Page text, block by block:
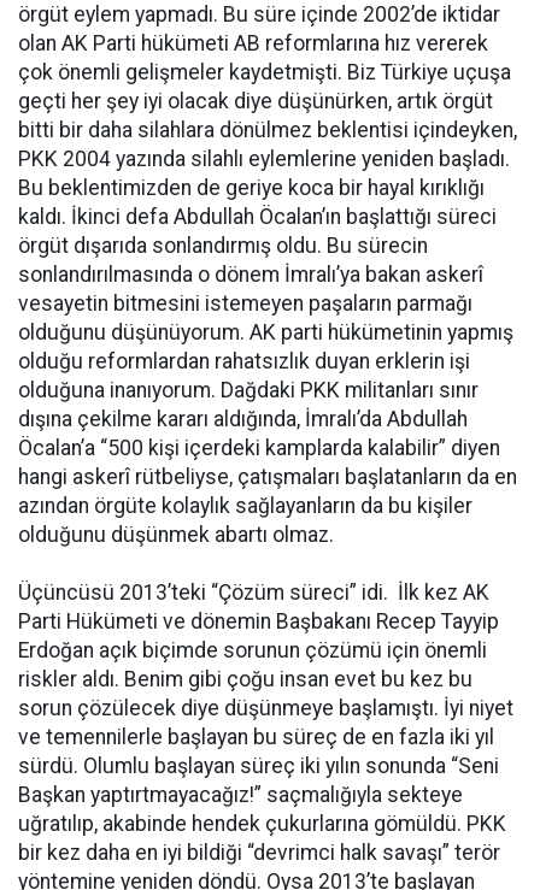
örgüt eylem yapmadı. Bu süre içinde 2002’de iktidar
olan AK Parti hükümeti AB reformlarına hız vererek
çok önemli gelişmeler kaydetmişti. Biz Türkiye uçuşa
geçti her şey iyi olacak diye düşünürken, artık örgüt
bitti bir daha silahlara dönülmez beklentisi içindeyken,
PKK 2004 yazında silahlı eylemlerine yeniden başladı.
Bu beklentimizden de geriye koca bir hayal kırıklığı
kaldı. İkinci defa Abdullah Öcalan’ın başlattığı süreci
örgüt dışarıda sonlandırmış oldu. Bu sürecin
sonlandırılmasında o dönem İmralı’ya bakan askerî
vesayetin bitmesini istemeyen paşaların parmağı
olduğunu düşünüyorum. AK parti hükümetinin yapmış
olduğu reformlardan rahatsızlık duyan erklerin işi
olduğuna inanıyorum. Dağdaki PKK militanları sınır
dışına çekilme kararı aldığında, İmralı’da Abdullah
Öcalan’a “500 kişi içerdeki kamplarda kalabilir” diyen
hangi askerî rütbeliyse, çatışmaları başlatanların da en
azından örgüte kolaylık sağlayanların da bu kişiler
olduğunu düşünmek abartı olmaz.
Üçüncüsü 2013’teki “Çözüm süreci” idi. İlk kez AK
Parti Hükümeti ve dönemin Başbakanı Recep Tayyip
Erdoğan açık biçimde sorunun çözümü için önemli
riskler aldı. Benim gibi çoğu insan evet bu kez bu
sorun çözülecek diye düşünmeye başlamıştı. İyi niyet
ve temennilerle başlayan bu süreç de en fazla iki yıl
sürdü. Olumlu başlayan süreç iki yılın sonunda “Seni
Başkan yaptırtmayacağız!” saçmalığıyla sekteye
uğratılıp, akabinde hendek çukurlarına gömüldü. PKK
bir kez daha en iyi bildiği “devrimci halk savaşı” terör
yöntemine yeniden döndü. Oysa 2013’te başlayan